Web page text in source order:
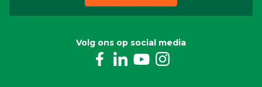
Volg ons op social media